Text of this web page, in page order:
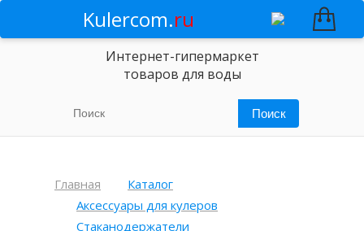
Kulercom.ru
Интернет-гипермаркет
товаров для воды
Главная
Каталог
Аксессуары для кулеров
Стаканодержатели